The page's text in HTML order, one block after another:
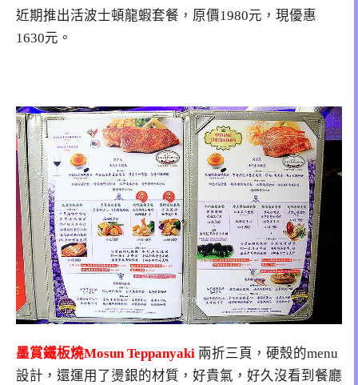
近期推出活波士頓龍蝦套餐，原價1980元，現優惠
1630元。
墨賞鐵板燒Mosun Teppanyaki 兩折三頁，硬殼的menu
設計，還運用了燙銀的材質，好貴氣，好久沒看到餐廳